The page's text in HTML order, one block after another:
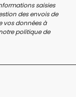
saisies
des envois de
vos données à
politique de